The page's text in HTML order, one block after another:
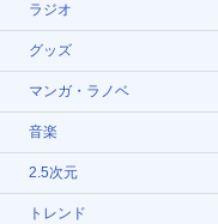
ラジオ
グッズ
マンガ・ラノベ
音楽
2.5次元
トレンド